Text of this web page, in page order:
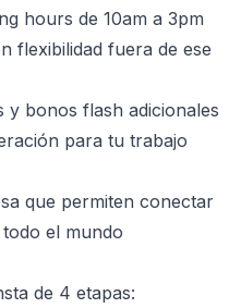
hours de 10am a 3pm
flexibilidad fuera de ese
bonos flash adicionales
para tu trabajo
que permiten conectar
el mundo
de 4 etapas: